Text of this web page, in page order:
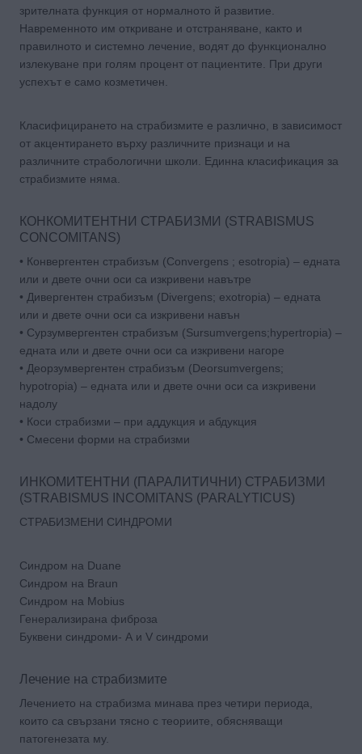
зрителната функция от нормалното й развитие.
Навременното им откриване и отстраняване, както и
правилното и системно лечение, водят до функционално
излекуване при голям процент от пациентите. При други
успехът е само козметичен.
Класифицирането на страбизмите е различно, в зависимост
от акцентирането върху различните признаци и на
различните страбологични школи. Единна класификация за
страбизмите няма.
КОНКОМИТЕНТНИ СТРАБИЗМИ (STRABISMUS
CONCOMITANS)
• Конвергентен страбизъм (Convergens ; esotropia) – едната
или и двете очни оси са изкривени навътре
• Дивергентен страбизъм (Divergens; exotropia) – едната
или и двете очни оси са изкривени навън
• Сурзумвергентен страбизъм (Sursumvergens;hypertropia) –
едната или и двете очни оси са изкривени нагоре
• Деорзумвергентен страбизъм (Deorsumvergens;
hypotropia) – едната или и двете очни оси са изкривени
надолу
• Коси страбизми – при аддукция и абдукция
• Смесени форми на страбизми
ИНКОМИТЕНТНИ (ПАРАЛИТИЧНИ) СТРАБИЗМИ
(STRABISMUS INCOMITANS (PARALYTICUS)
СТРАБИЗМЕНИ СИНДРОМИ
Синдром на Duane
Синдром на Braun
Синдром на Mobius
Генерализирана фиброза
Буквени синдроми- А и V синдроми
Лечение на страбизмите
Лечението на страбизма минава през четири периода,
които са свързани тясно с теориите, обясняващи
патогенезата му.